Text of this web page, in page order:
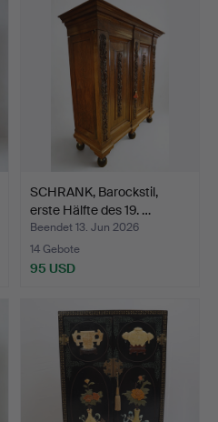
SCHRANK, Barockstil,
erste Hälfte des 19. …
Beendet 13. Jun 2026
14 Gebote
95 USD